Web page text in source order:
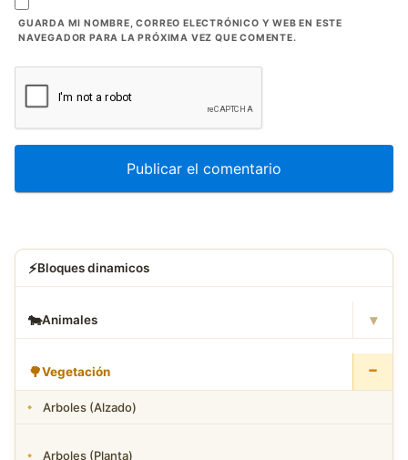
GUARDA MI NOMBRE, CORREO ELECTRÓNICO Y WEB EN ESTE
NAVEGADOR PARA LA PRÓXIMA VEZ QUE COMENTE.
⚡Bloques dinamicos
🐄Animales ▾
🌳Vegetación −
Arboles (Alzado)
Arboles (Planta)